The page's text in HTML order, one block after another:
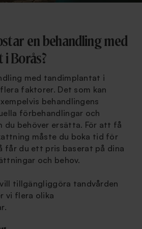
en behandling med
Borås?
med tandimplantat i
faktorer. Det som kan
behandlingens
förbehandlingar och
du behöver ersätta. För att få
måste du boka tid för
får du ett pris baserat på dina
och behov.
tillgängliggöra tandvården
vi flera olika